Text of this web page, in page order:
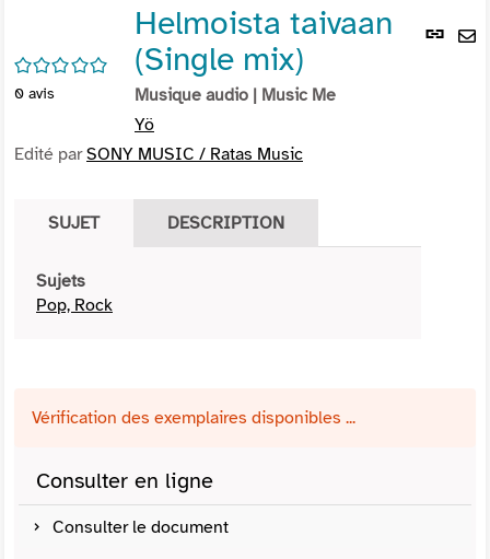
Lien
/5
0 avis
Helmoista taivaan
(Single mix)
Musique audio | Music Me
Yö
Edité parSONY MUSIC / Ratas Music
SUJET DESCRIPTION
Sujets
Pop, Rock
Vérification des exemplaires disponibles ...
Consulter en ligne
Consulter le document